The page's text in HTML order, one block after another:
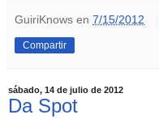
GuiriKnows en 7/15/2012
Compartir
sábado, 14 de julio de 2012
Da Spot